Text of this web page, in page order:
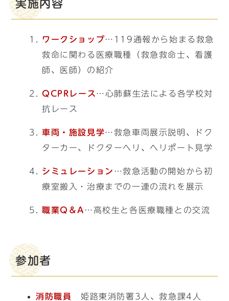
実施内容
ワークショップ…119通報から始まる救急
救命に関わる医療職種（救急救命士、看護
師、医師）の紹介
QCPRレース …心肺蘇生法による各学校対
抗レース
車両・施設見学…救急車両展示説明、ドク
ターカー、ドクターヘリ、ヘリポート見学
シミュレーション …救急活動の開始から初
療室搬入・治療までの一連の流れを展示
職業Q＆A…高校生と各医療職種との交流
参加者
消防職員 姫路東消防署3人、救急課4人